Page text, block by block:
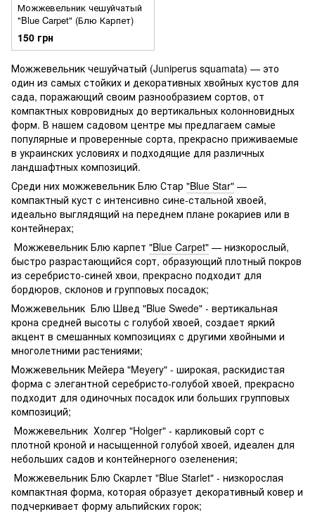
Можжевельник чешуйчатый
"Blue Carpet" (Блю Карпет)
150 грн
Можжевельник чешуйчатый (Juniperus squamata) — это
один из самых стойких и декоративных хвойных кустов для
сада, поражающий своим разнообразием сортов, от
компактных ковровидных до вертикальных колонновидных
форм. В нашем садовом центре мы предлагаем самые
популярные и проверенные сорта, прекрасно приживаемые
в украинских условиях и подходящие для различных
ландшафтных композиций.
Среди них можжевельник Блю Стар "Blue Star" —
компактный куст с интенсивно сине-стальной хвоей,
идеально выглядящий на переднем плане рокариев или в
контейнерах;
Можжевельник Блю карпет "Blue Carpet" — низкорослый,
быстро разрастающийся сорт, образующий плотный покров
из серебристо-синей хвои, прекрасно подходит для
бордюров, склонов и групповых посадок;
Можжевельник Блю Швед "Blue Swede" - вертикальная
крона средней высоты с голубой хвоей, создает яркий
акцент в смешанных композициях с другими хвойными и
многолетними растениями;
Можжевельник Мейера "Meyery" - широкая, раскидистая
форма с элегантной серебристо-голубой хвоей, прекрасно
подходит для одиночных посадок или больших групповых
композиций;
Можжевельник Холгер "Holger" - карликовый сорт с
плотной кроной и насыщенной голубой хвоей, идеален для
небольших садов и контейнерного озеленения;
Можжевельник Блю Скарлет "Blue Starlet" - низкорослая
компактная форма, которая образует декоративный ковер и
подчеркивает форму альпийских горок;